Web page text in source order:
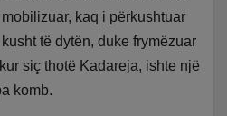
kaq i përkushtuar
të dytën, duke frymëzuar
siç thotë Kadareja, ishte një
komb.